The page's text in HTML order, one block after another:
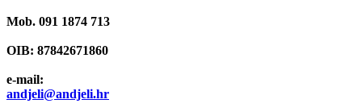
Mob. 091 1874 713
OIB: 87842671860
e-mail:
andjeli@andjeli.hr